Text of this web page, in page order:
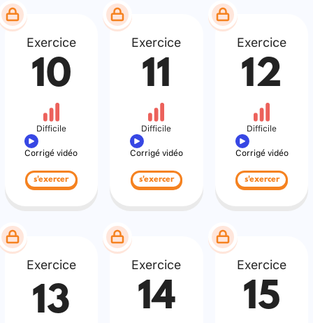
Exercice
10
Difficile
Corrigé vidéo
s'exercer
Exercice
11
Difficile
Corrigé vidéo
s'exercer
Exercice
12
Difficile
Corrigé vidéo
s'exercer
Exercice
13
Exercice
14
Exercice
15